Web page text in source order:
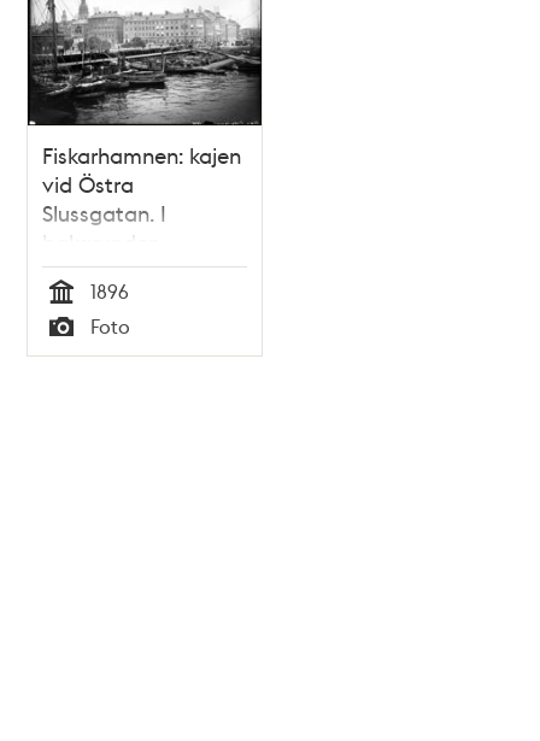
Fiskarhamnen: kajen
vid Östra
Slussgatan. I
bakgrunden
Slussplan.
Tid
1896
Typ
Foto